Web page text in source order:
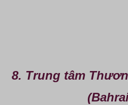
8. Trung tâm